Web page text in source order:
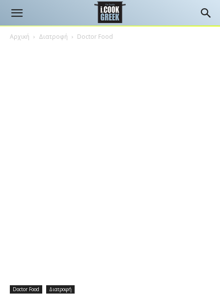
Αρχική Διατροφή Doctor Food
Doctor Food Διατροφή